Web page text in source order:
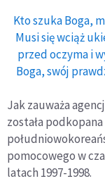
Kto szuka Boga,
Musi się wciąż
przed oczyma i
Boga, swój
Jak zauważa
została
pomocowego w
latach 1997-1998.